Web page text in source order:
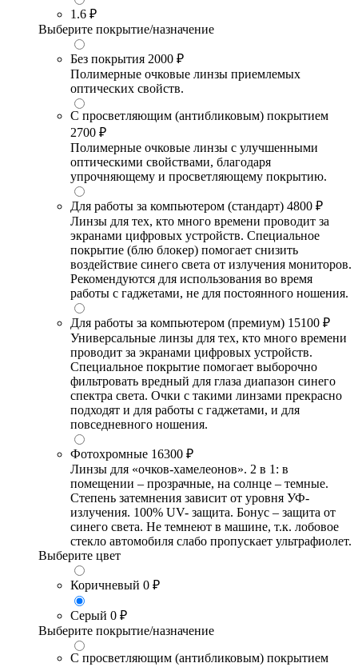
1.6 ₽
Выберите покрытие/назначение
Без покрытия 2000 ₽
Полимерные очковые линзы приемлемых
оптических свойств.
С просветляющим (антибликовым) покрытием
2700 ₽
Полимерные очковые линзы с улучшенными
оптическими свойствами, благодаря
упрочняющему и просветляющему покрытию.
Для работы за компьютером (стандарт) 4800 ₽
Линзы для тех, кто много времени проводит за
экранами цифровых устройств. Специальное
покрытие (блю блокер) помогает снизить
воздействие синего света от излучения мониторов.
Рекомендуются для использования во время
работы с гаджетами, не для постоянного ношения.
Для работы за компьютером (премиум) 15100 ₽
Универсальные линзы для тех, кто много времени
проводит за экранами цифровых устройств.
Специальное покрытие помогает выборочно
фильтровать вредный для глаза диапазон синего
спектра света. Очки с такими линзами прекрасно
подходят и для работы с гаджетами, и для
повседневного ношения.
Фотохромные 16300 ₽
Линзы для «очков-хамелеонов». 2 в 1: в
помещении – прозрачные, на солнце – темные.
Степень затемнения зависит от уровня УФ-
излучения. 100% UV- защита. Бонус – защита от
синего света. Не темнеют в машине, т.к. лобовое
стекло автомобиля слабо пропускает ультрафиолет.
Выберите цвет
Коричневый 0 ₽
Серый 0 ₽
Выберите покрытие/назначение
С просветляющим (антибликовым) покрытием